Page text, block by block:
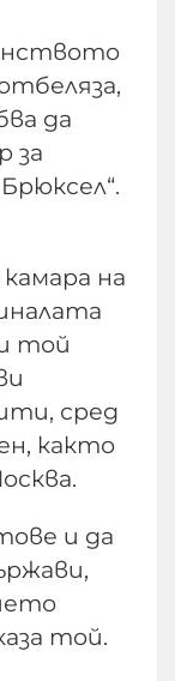
да
за
на
той
сред
както
и да
той.